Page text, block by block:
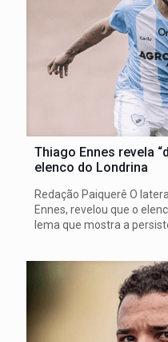
Thiago Ennes revela
elenco do Londrina
Redação Paiquerê O
Ennes, revelou que o
lema que mostra a